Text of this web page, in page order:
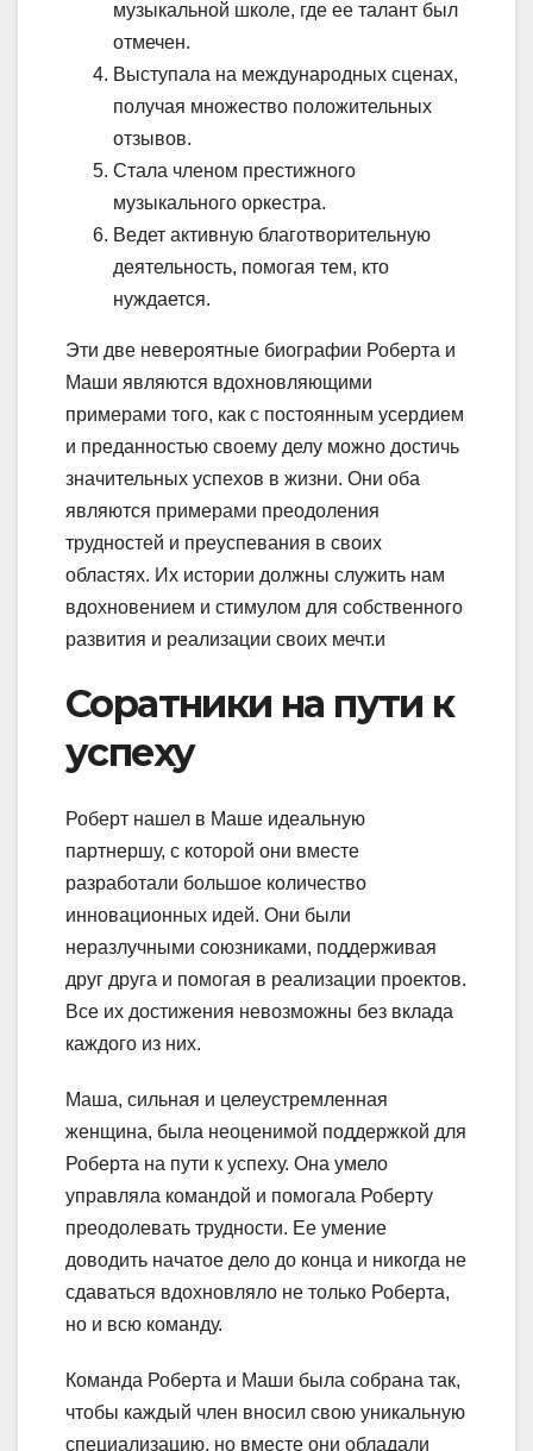
музыкальной школе, где ее талант был
отмечен.
Выступала на международных сценах,
получая множество положительных
отзывов.
Стала членом престижного
музыкального оркестра.
Ведет активную благотворительную
деятельность, помогая тем, кто
нуждается.
Эти две невероятные биографии Роберта и
Маши являются вдохновляющими
примерами того, как с постоянным усердием
и преданностью своему делу можно достичь
значительных успехов в жизни. Они оба
являются примерами преодоления
трудностей и преуспевания в своих
областях. Их истории должны служить нам
вдохновением и стимулом для собственного
развития и реализации своих мечт.и
Соратники на пути к
успеху
Роберт нашел в Маше идеальную
партнершу, с которой они вместе
разработали большое количество
инновационных идей. Они были
неразлучными союзниками, поддерживая
друг друга и помогая в реализации проектов.
Все их достижения невозможны без вклада
каждого из них.
Маша, сильная и целеустремленная
женщина, была неоценимой поддержкой для
Роберта на пути к успеху. Она умело
управляла командой и помогала Роберту
преодолевать трудности. Ее умение
доводить начатое дело до конца и никогда не
сдаваться вдохновляло не только Роберта,
но и всю команду.
Команда Роберта и Маши была собрана так,
чтобы каждый член вносил свою уникальную
специализацию, но вместе они обладали